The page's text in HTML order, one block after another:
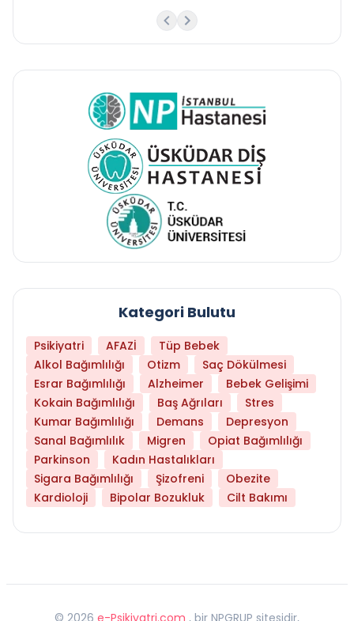
Kategori Bulutu
Psikiyatri AFAZİ
Tüp Bebek
Alkol Bağımlılığı
Otizm
Saç Dökülmesi
Esrar Bağımlılığı
Alzheimer
Bebek Gelişimi
Kokain Bağımlılığı
Baş Ağrıları
Stres
Kumar Bağımlılığı
Demans
Depresyon
Sanal Bağımlılık
Migren
Opiat Bağımlılığı
Parkinson
Kadın Hastalıkları
Sigara Bağımlılığı
Şizofreni
Obezite
Kardioloji
Bipolar Bozukluk Cilt Bakımı
© 2026 e-Psikiyatri.com , bir NPGRUP sitesidir,